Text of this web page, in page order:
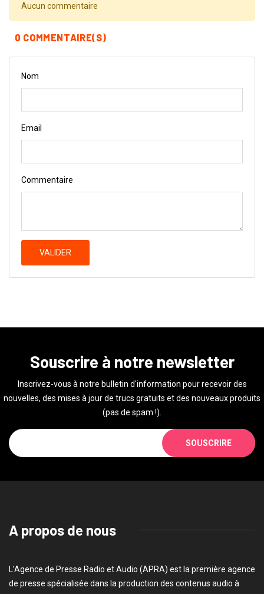
Aucun commentaire
0 COMMENTAIRE(S)
Nom
Email
Commentaire
VALIDER
Souscrire à notre newsletter
Inscrivez-vous à notre bulletin d'information pour recevoir des
nouvelles, des mises à jour de trucs gratuits et des nouveaux produits
(pas de spam !).
SOUSCRIRE
A propos de nous
L’Agence de Presse Radio et Audio (APRA) est la première agence
de presse spécialisée dans la production des contenus audio à